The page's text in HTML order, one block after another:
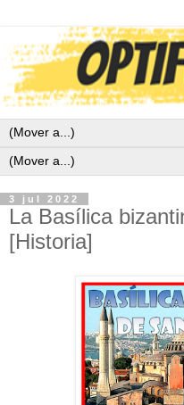
3 jul 2022
La Basílica
[Historia]